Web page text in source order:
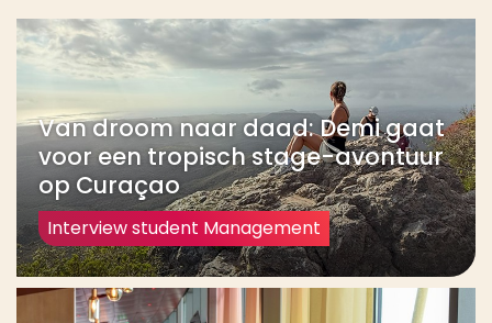
Van droom naar daad: Demi gaat
voor een tropisch stage-avontuur
op Curaçao
Interview student Management